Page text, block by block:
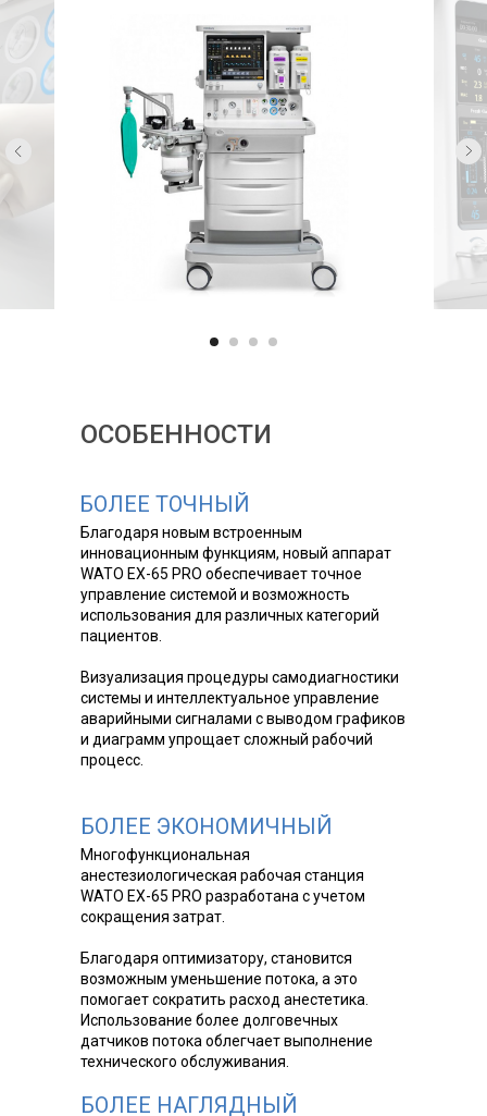
ОСОБЕННОСТИ
Благодаря новым встроенным
инновационным функциям, новый аппарат
WATO EX-65 PRO обеспечивает точное
управление системой и возможность
использования для различных категорий
пациентов.
Визуализация процедуры самодиагностики
системы и интеллектуальное управление
аварийными сигналами с выводом графиков
и диаграмм упрощает сложный рабочий
процесс.
БОЛЕЕ ТОЧНЫЙ
БОЛЕЕ НАГЛЯДНЫЙ
Многофункциональная
анестезиологическая рабочая станция
WATO EX-65 PRO разработана с учетом
сокращения затрат.
Благодаря оптимизатору, становится
возможным уменьшение потока, а это
помогает сократить расход анестетика.
Использование более долговечных
датчиков потока облегчает выполнение
технического обслуживания.
БОЛЕЕ ЭКОНОМИЧНЫЙ